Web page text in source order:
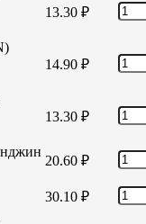
13.30 ₽
14.90 ₽
13.30 ₽
20.60 ₽
30.10 ₽